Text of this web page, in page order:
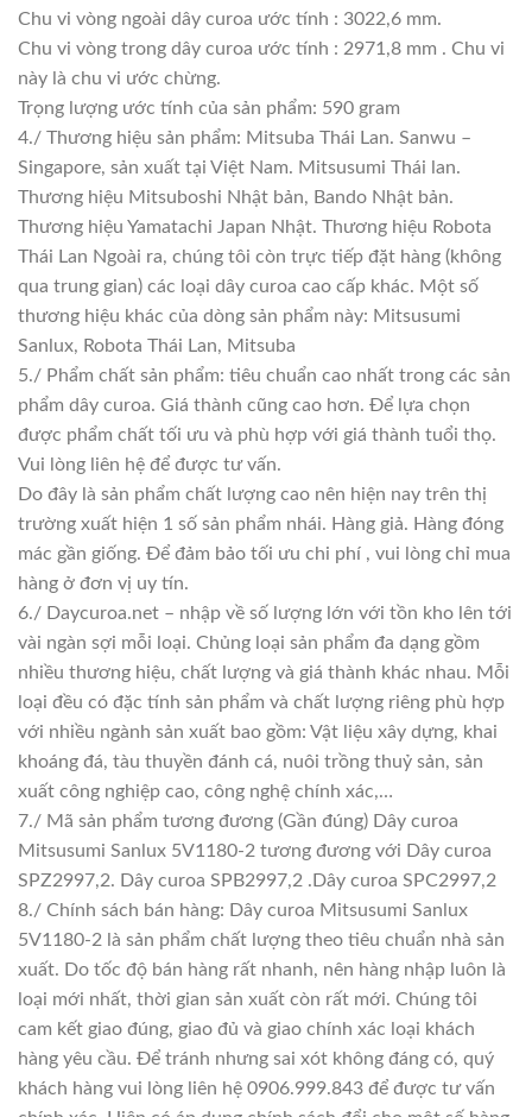
Chu vi vòng ngoài dây curoa ước tính : 3022,6 mm.
Chu vi vòng trong dây curoa ước tính : 2971,8 mm . Chu vi
này là chu vi ước chừng.
Trọng lượng ước tính của sản phẩm: 590 gram
4./ Thương hiệu sản phẩm: Mitsuba Thái Lan. Sanwu –
Singapore, sản xuất tại Việt Nam. Mitsusumi Thái lan.
Thương hiệu Mitsuboshi Nhật bản, Bando Nhật bản.
Thương hiệu Yamatachi Japan Nhật. Thương hiệu Robota
Thái Lan Ngoài ra, chúng tôi còn trực tiếp đặt hàng (không
qua trung gian) các loại dây curoa cao cấp khác. Một số
thương hiệu khác của dòng sản phẩm này: Mitsusumi
Sanlux, Robota Thái Lan, Mitsuba
5./ Phẩm chất sản phẩm: tiêu chuẩn cao nhất trong các sản
phẩm dây curoa. Giá thành cũng cao hơn. Để lựa chọn
được phẩm chất tối ưu và phù hợp với giá thành tuổi thọ.
Vui lòng liên hệ để được tư vấn.
Do đây là sản phẩm chất lượng cao nên hiện nay trên thị
trường xuất hiện 1 số sản phẩm nhái. Hàng giả. Hàng đóng
mác gần giống. Để đảm bảo tối ưu chi phí , vui lòng chỉ mua
hàng ở đơn vị uy tín.
6./ Daycuroa.net – nhập về số lượng lớn với tồn kho lên tới
vài ngàn sợi mỗi loại. Chủng loại sản phẩm đa dạng gồm
nhiều thương hiệu, chất lượng và giá thành khác nhau. Mỗi
loại đều có đặc tính sản phẩm và chất lượng riêng phù hợp
với nhiều ngành sản xuất bao gồm: Vật liệu xây dựng, khai
khoáng đá, tàu thuyền đánh cá, nuôi trồng thuỷ sản, sản
xuất công nghiệp cao, công nghệ chính xác,…
7./ Mã sản phẩm tương đương (Gần đúng) Dây curoa
Mitsusumi Sanlux 5V1180-2 tương đương với Dây curoa
SPZ2997,2. Dây curoa SPB2997,2 .Dây curoa SPC2997,2
8./ Chính sách bán hàng: Dây curoa Mitsusumi Sanlux
5V1180-2 là sản phẩm chất lượng theo tiêu chuẩn nhà sản
xuất. Do tốc độ bán hàng rất nhanh, nên hàng nhập luôn là
loại mới nhất, thời gian sản xuất còn rất mới. Chúng tôi
cam kết giao đúng, giao đủ và giao chính xác loại khách
hàng yêu cầu. Để tránh nhưng sai xót không đáng có, quý
khách hàng vui lòng liên hệ 0906.999.843 để được tư vấn